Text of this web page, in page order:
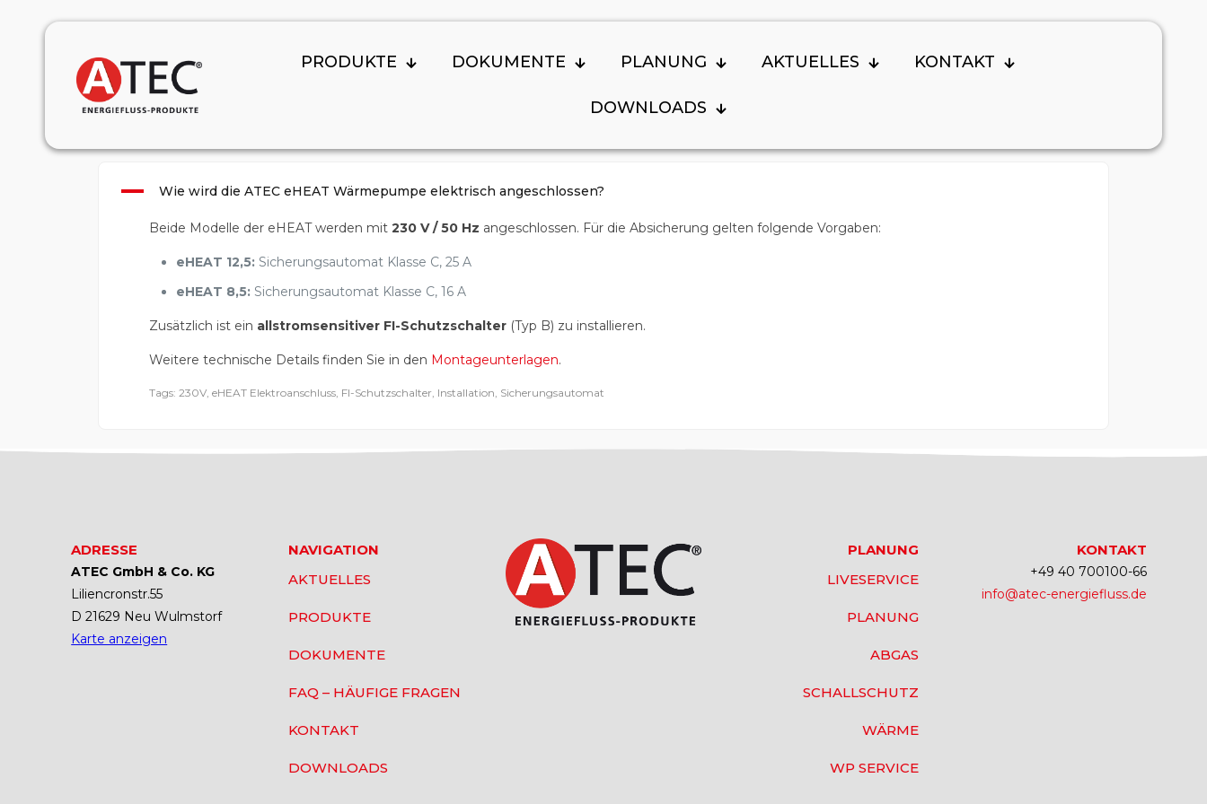
PRODUKTE DOKUMENTE PLANUNG AKTUELLES KONTAKT
DOWNLOADS
A Wie wird die ATEC eHEAT Wärmepumpe elektrisch angeschlossen?
Beide Modelle der eHEAT werden mit 230 V / 50 Hz angeschlossen. Für die Absicherung gelten folgende Vorgaben:
eHEAT 12,5:Sicherungsautomat Klasse C, 25 A
eHEAT 8,5:Sicherungsautomat Klasse C, 16 A
Zusätzlich ist ein allstromsensitiver FI-Schutzschalter(Typ B) zu installieren.
Weitere technische Details finden Sie in den Montageunterlagen.
Tags: 230V, eHEAT Elektroanschluss, FI-Schutzschalter, Installation, Sicherungsautomat
ADRESSE
ATEC GmbH & Co. KG
Liliencronstr.55
D 21629 Neu Wulmstorf
Karte anzeigen
NAVIGATION
AKTUELLES
PRODUKTE
DOKUMENTE
FAQ – HÄUFIGE FRAGEN
KONTAKT
DOWNLOADS
PLANUNG
LIVESERVICE
PLANUNG
ABGAS
SCHALLSCHUTZ
WÄRME
WP SERVICE
KONTAKT
+49 40 700100-66
info@atec-energiefluss.de